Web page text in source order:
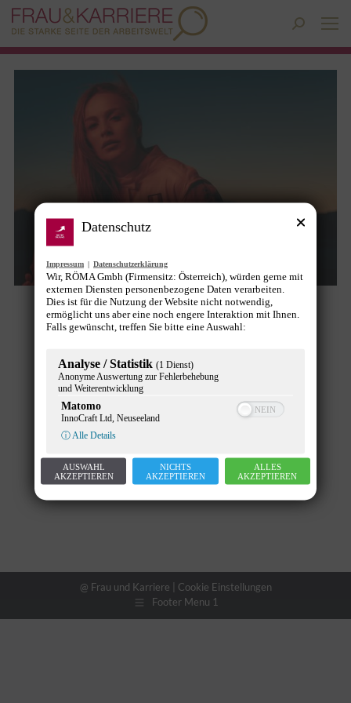
Search:
De Tomaso begrüßt Carmen Jorda
@ Frau und Karriere | Cookie Einstellungen
Footer Menu 1
Datenschutz
Impressum | Datenschutzerklärung
Wir, RÖMA Gmbh (Firmensitz: Österreich), würden gerne mit
externen Diensten personenbezogene Daten verarbeiten.
Dies ist für die Nutzung der Website nicht notwendig,
ermöglicht uns aber eine noch engere Interaktion mit Ihnen.
Falls gewünscht, treffen Sie bitte eine Auswahl:
Analyse / Statistik (1 Dienst)
Anonyme Auswertung zur Fehlerbehebung
und Weiterentwicklung
Matomo
InnoCraft Ltd, Neuseeland
ⓘ Alle Details
AUSWAHL
AKZEPTIEREN
NICHTS
AKZEPTIEREN
ALLES
AKZEPTIEREN